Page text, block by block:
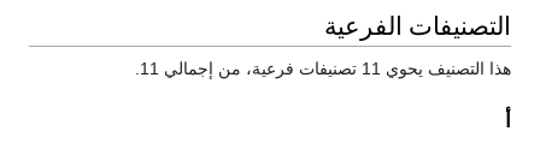
التصنيفات الفرعية
هذا التصنيف يحوي 11 تصنيفات فرعية، من إجمالي 11.